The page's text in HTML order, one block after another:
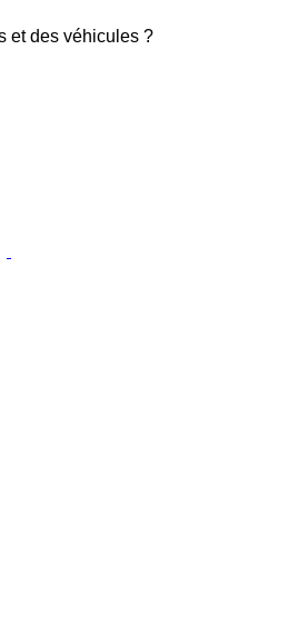
et des véhicules ?